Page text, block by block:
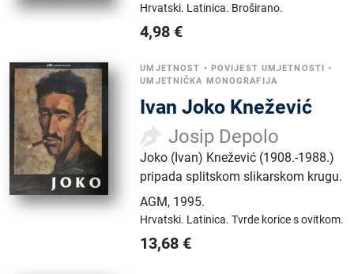
Hrvatski. Latinica. Broširano.
4,98 €
UMJETNOST • POVIJEST UMJETNOSTI •
UMJETNIČKA MONOGRAFIJA
Ivan Joko Knežević
Josip Depolo
Joko (Ivan) Knežević (1908.-1988.)
pripada splitskom slikarskom krugu.
AGM, 1995.
Hrvatski. Latinica.Tvrde korice s ovitkom.
13,68 €